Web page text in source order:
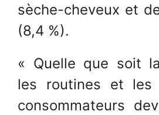
sèche-cheveux et
(8,4 %).
« Quelle que soit
les routines et les
consommateurs